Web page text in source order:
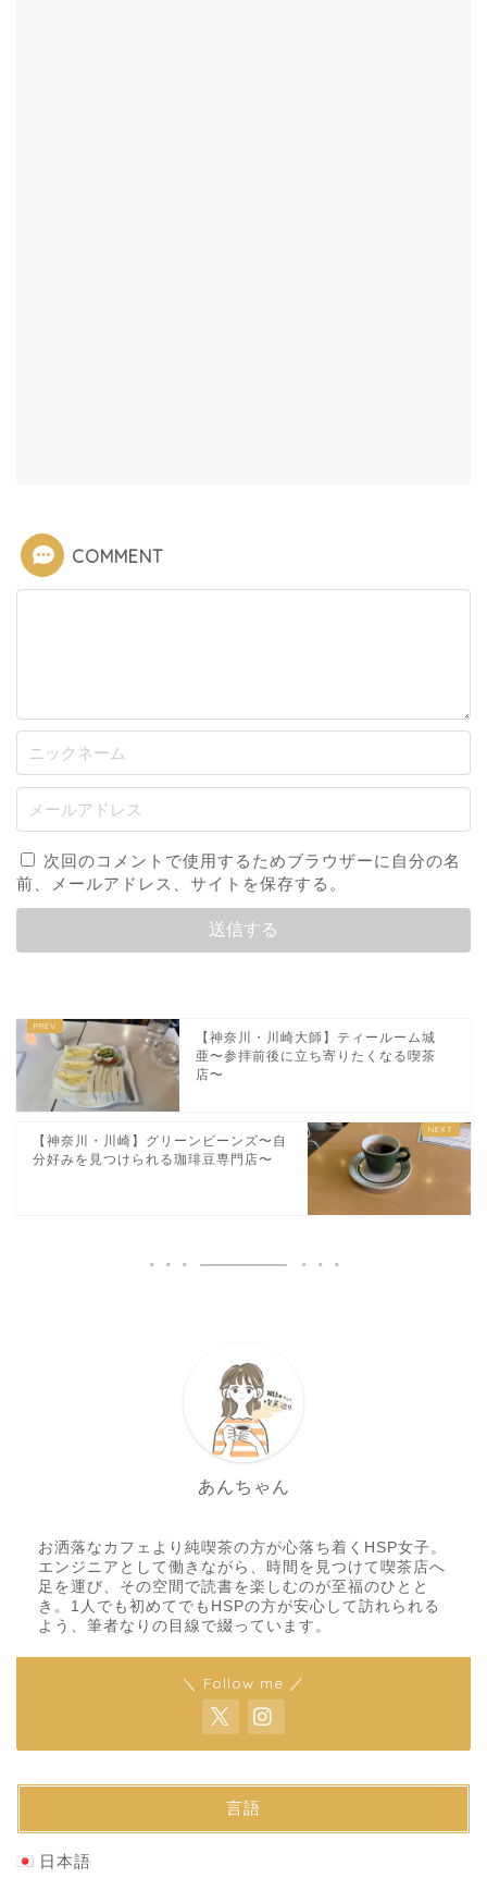
COMMENT
次回のコメントで使用するためブラウザーに自分の名
前、メールアドレス、サイトを保存する。
【神奈川・川崎大師】ティールーム城
亜〜参拝前後に立ち寄りたくなる喫茶
店〜
【神奈川・川崎】グリーンビーンズ〜自
分好みを見つけられる珈琲豆専門店〜
あんちゃん
お洒落なカフェより純喫茶の方が心落ち着くHSP女子。
エンジニアとして働きながら、時間を見つけて喫茶店へ
足を運び、その空間で読書を楽しむのが至福のひとと
き。1人でも初めてでもHSPの方が安心して訪れられる
よう、筆者なりの目線で綴っています。
＼ Follow me ／
言語
日本語